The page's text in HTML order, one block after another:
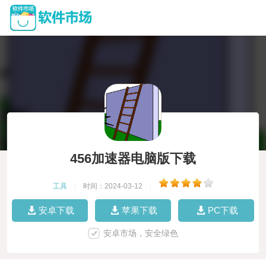
456加速器电脑版下载
工具 时间：2024-03-12
安卓下载 苹果下载 PC下载
安卓市场，安全绿色